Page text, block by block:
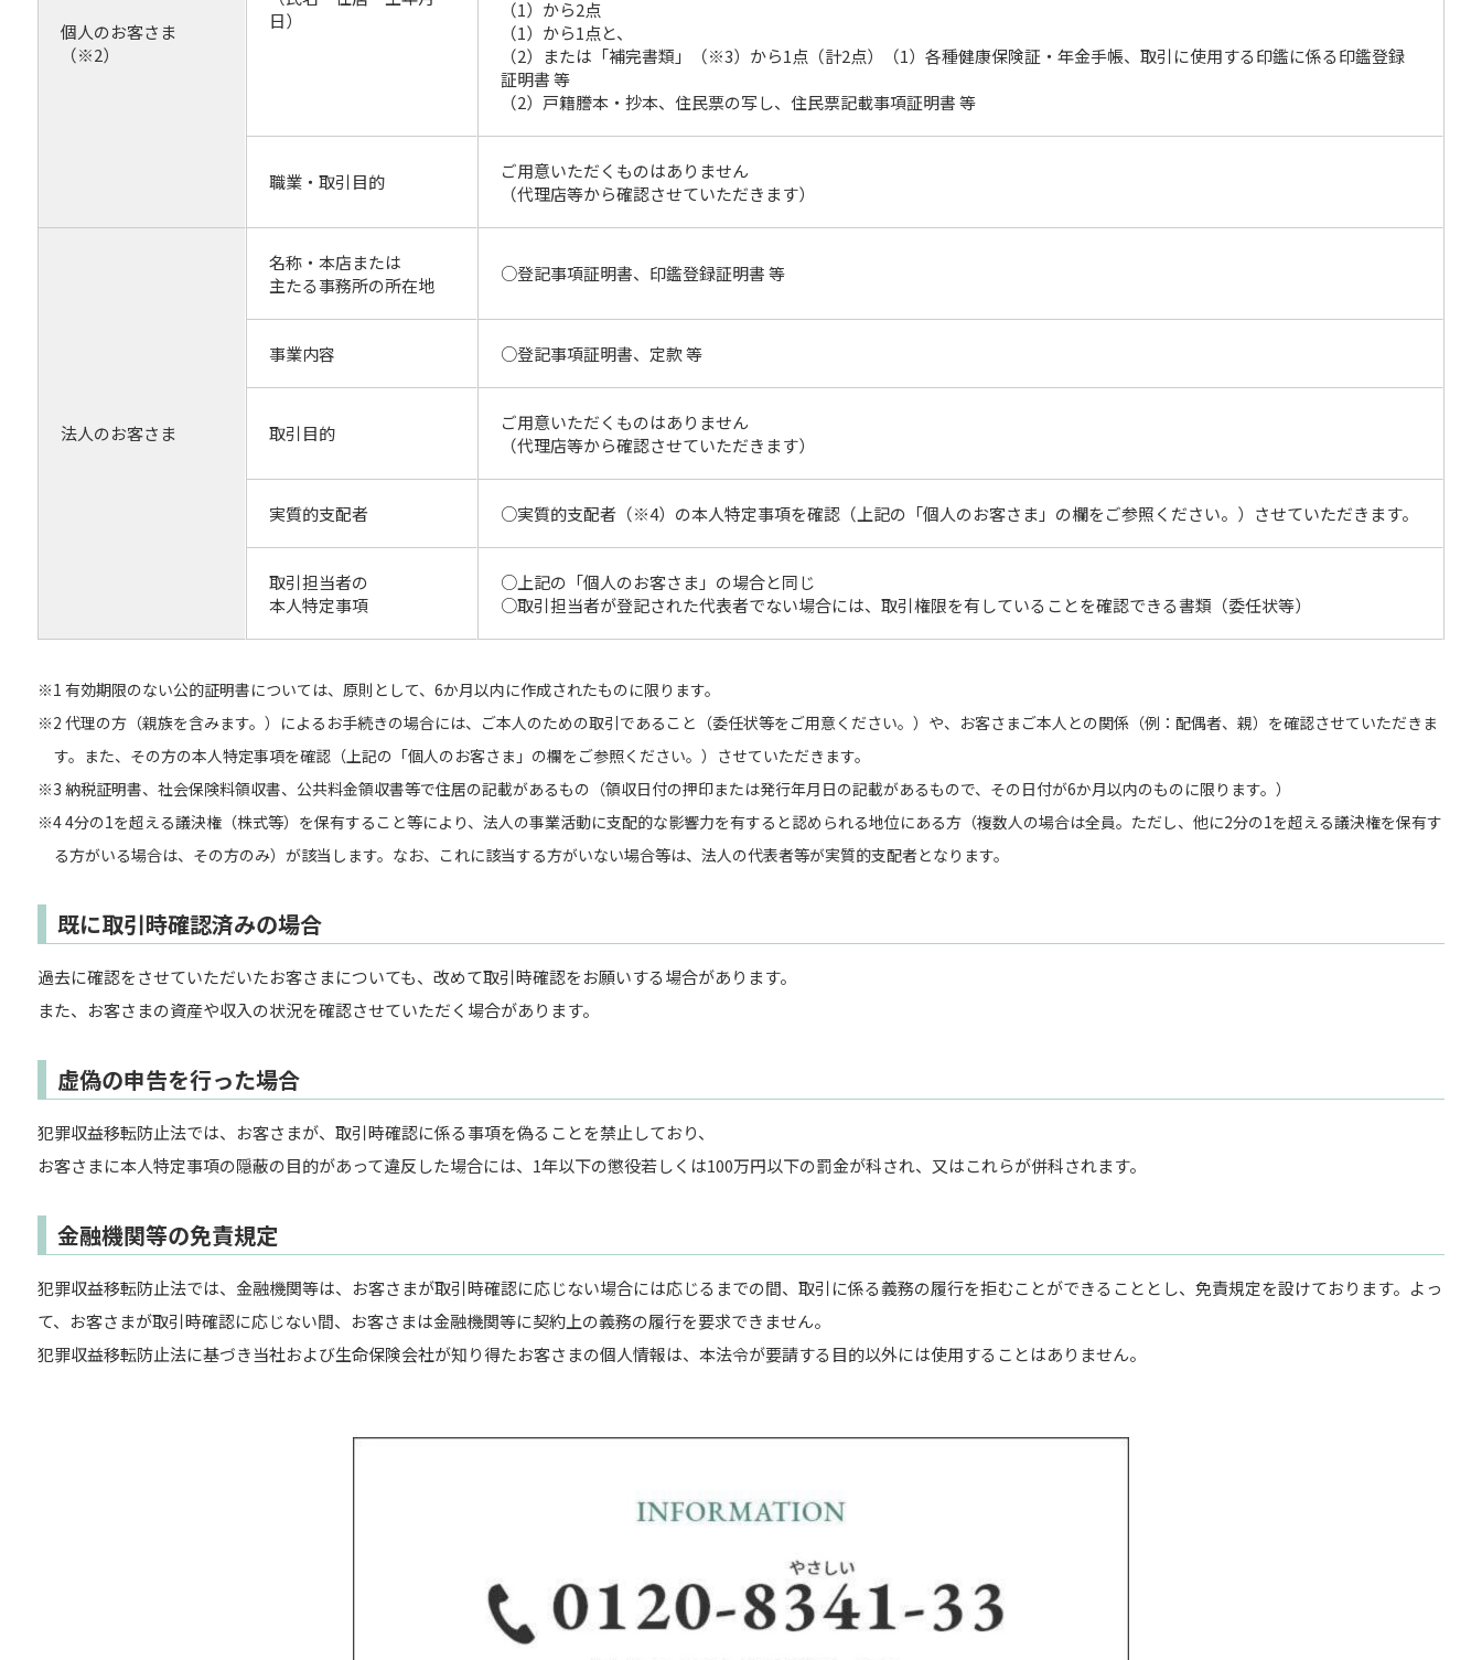
個人のお客さま
（※2）
日）
（1）から2点
（1）から1点と、
（2）または「補完書類」（※3）から1点（計2点）（1）各種健康保険証・年金手帳、取引に使用する印鑑に係る印鑑登録
証明書 等
（2）戸籍謄本・抄本、住民票の写し、住民票記載事項証明書 等
職業・取引目的
ご用意いただくものはありません
（代理店等から確認させていただきます）
法人のお客さま
名称・本店または
主たる事務所の所在地
○登記事項証明書、印鑑登録証明書 等
事業内容 ○登記事項証明書、定款 等
取引目的
ご用意いただくものはありません
（代理店等から確認させていただきます）
実質的支配者 ○実質的支配者（※4）の本人特定事項を確認（上記の「個人のお客さま」の欄をご参照ください。）させていただきます。
取引担当者の
本人特定事項
○上記の「個人のお客さま」の場合と同じ
○取引担当者が登記された代表者でない場合には、取引権限を有していることを確認できる書類（委任状等）
※1 有効期限のない公的証明書については、原則として、6か月以内に作成されたものに限ります。
※2 代理の方（親族を含みます。）によるお手続きの場合には、ご本人のための取引であること（委任状等をご用意ください。）や、お客さまご本人との関係（例：配偶者、親）を確認させていただきま
す。また、その方の本人特定事項を確認（上記の「個人のお客さま」の欄をご参照ください。）させていただきます。
※3 納税証明書、社会保険料領収書、公共料金領収書等で住居の記載があるもの（領収日付の押印または発行年月日の記載があるもので、その日付が6か月以内のものに限ります。）
※4 4分の1を超える議決権（株式等）を保有すること等により、法人の事業活動に支配的な影響力を有すると認められる地位にある方（複数人の場合は全員。ただし、他に2分の1を超える議決権を保有す
る方がいる場合は、その方のみ）が該当します。なお、これに該当する方がいない場合等は、法人の代表者等が実質的支配者となります。
既に取引時確認済みの場合
過去に確認をさせていただいたお客さまについても、改めて取引時確認をお願いする場合があります。
また、お客さまの資産や収入の状況を確認させていただく場合があります。
虚偽の申告を行った場合
犯罪収益移転防止法では、お客さまが、取引時確認に係る事項を偽ることを禁止しており、
お客さまに本人特定事項の隠蔽の目的があって違反した場合には、1年以下の懲役若しくは100万円以下の罰金が科され、又はこれらが併科されます。
金融機関等の免責規定
犯罪収益移転防止法では、金融機関等は、お客さまが取引時確認に応じない場合には応じるまでの間、取引に係る義務の履行を拒むことができることとし、免責規定を設けております。よっ
て、お客さまが取引時確認に応じない間、お客さまは金融機関等に契約上の義務の履行を要求できません。
犯罪収益移転防止法に基づき当社および生命保険会社が知り得たお客さまの個人情報は、本法令が要請する目的以外には使用することはありません。